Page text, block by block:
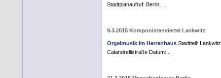
Stadtplanaufruf: Berlin, ...
9.3.2015 Komponistenviertel Lankwitz
Orgelmusik im Herrenhaus Stadtteil:
Calandrellistraße Datum:...